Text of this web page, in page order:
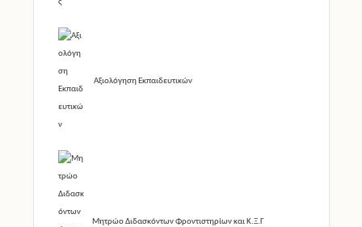
Αξιολόγηση Εκπαιδευτικών
Μητρώο Διδασκόντων Φροντιστηρίων και Κ.Ξ.Γ